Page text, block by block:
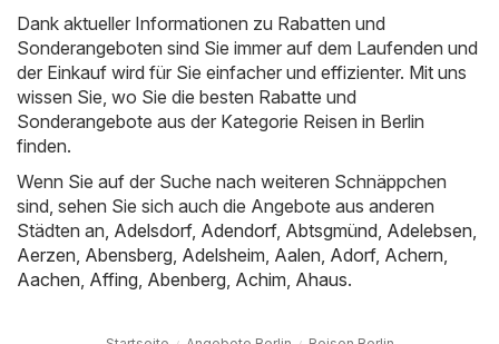
Dank aktueller Informationen zu Rabatten und
Sonderangeboten sind Sie immer auf dem Laufenden und
der Einkauf wird für Sie einfacher und effizienter. Mit uns
wissen Sie, wo Sie die besten Rabatte und
Sonderangebote aus der Kategorie Reisen in Berlin
finden.
Wenn Sie auf der Suche nach weiteren Schnäppchen
sind, sehen Sie sich auch die Angebote aus anderen
Städten an, Adelsdorf, Adendorf, Abtsgmünd Adelebsen
Aerzen Abensberg Adelsheim Aalen Adorf, Achern
Aachen Affing Abenberg Achim Ahaus.